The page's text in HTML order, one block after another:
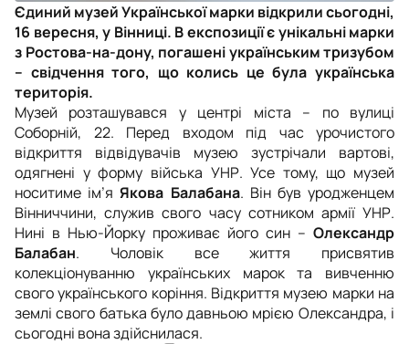
Єдиний музей Української марки відкрили сьогодні,
16 вересня, у Вінниці. В експозиції є унікальні марки
з Ростова-на-дону, погашені українським тризубом
– свідчення того, що колись це була українська
територія.
Музей розташувався у центрі міста – по вулиці
Соборній, 22. Перед входом під час урочистого
відкриття відвідувачів музею зустрічали вартові,
одягнені у форму війська УНР. Усе тому, що музей
носитиме ім’яЯкова Балабана. Він був уродженцем
Вінниччини, служив свого часу сотником армії УНР.
Нині в Нью-Йорку проживає його син – Олександр
Балабан. Чоловік все життя присвятив
колекціонуванню українських марок та вивченню
свого українського коріння. Відкриття музею марки на
землі свого батька було давньою мрією Олександра, і
сьогодні вона здійснилася.